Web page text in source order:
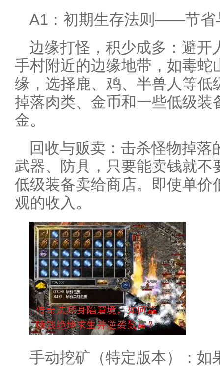
A1：初期生存法则——节省
边缘打怪，积少成多：避开
手村附近的边缘地带，如毒蛇
缘，选择鹿、鸡、半兽人等低
掉落肉类、金币和一些低级装
金。
回收与贩卖：击杀怪物掉
武器、防具，只要能卖钱就不
低级装备卖给商店。即使单价
观的收入。
手动挖矿（特定版本）：如